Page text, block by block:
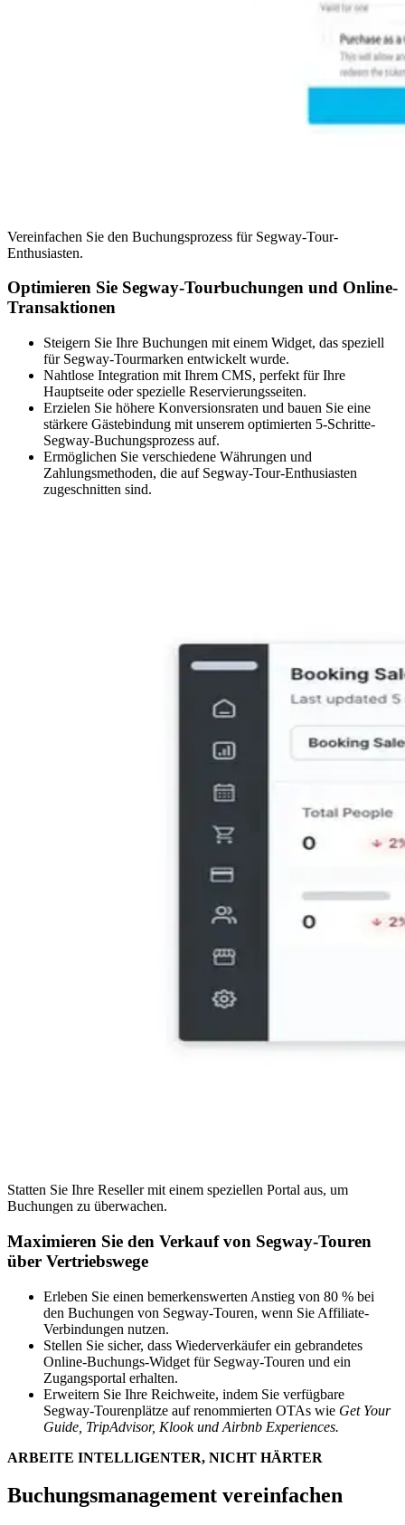
Vereinfachen Sie den Buchungsprozess für Segway-Tour-
Enthusiasten.
Optimieren Sie Segway-Tourbuchungen und Online-
Transaktionen
Steigern Sie Ihre Buchungen mit einem Widget, das speziell
für Segway-Tourmarken entwickelt wurde.
Nahtlose Integration mit Ihrem CMS, perfekt für Ihre
Hauptseite oder spezielle Reservierungsseiten.
Erzielen Sie höhere Konversionsraten und bauen Sie eine
stärkere Gästebindung mit unserem optimierten 5-Schritte-
Segway-Buchungsprozess auf.
Ermöglichen Sie verschiedene Währungen und
Zahlungsmethoden, die auf Segway-Tour-Enthusiasten
zugeschnitten sind.
Statten Sie Ihre Reseller mit einem speziellen Portal aus, um
Buchungen zu überwachen.
Maximieren Sie den Verkauf von Segway-Touren
über Vertriebswege
Erleben Sie einen bemerkenswerten Anstieg von 80 % bei
den Buchungen von Segway-Touren, wenn Sie Affiliate-
Verbindungen nutzen.
Stellen Sie sicher, dass Wiederverkäufer ein gebrandetes
Online-Buchungs-Widget für Segway-Touren und ein
Zugangsportal erhalten.
Erweitern Sie Ihre Reichweite, indem Sie verfügbare
Segway-Tourenplätze auf renommierten OTAs wie Get Your
Guide, TripAdvisor, Klook und Airbnb Experiences.
ARBEITE INTELLIGENTER, NICHT HÄRTER
Buchungsmanagement vereinfachen